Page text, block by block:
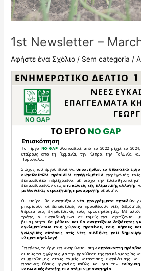
1st Newsletter –
Αφήστε ένα Σχόλιο / Sem categoria /